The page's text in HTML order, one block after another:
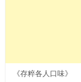
《存粹各人口味》